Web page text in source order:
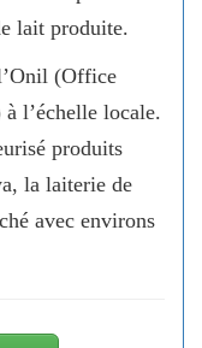
lait produite.
(Office
l’échelle locale.
produits
la laiterie de
avec environs